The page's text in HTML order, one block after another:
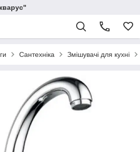
Сантехніка Змішувачі для кухні